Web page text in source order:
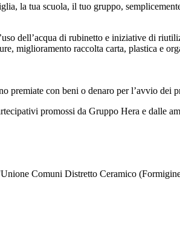
la tua scuola, il tuo gruppo,
dell’acqua di rubinetto e iniziative di
miglioramento raccolta carta, plastica e
premiate con beni o denaro per l’avvio dei
promossi da Gruppo Hera e dalle
Comuni Distretto Ceramico